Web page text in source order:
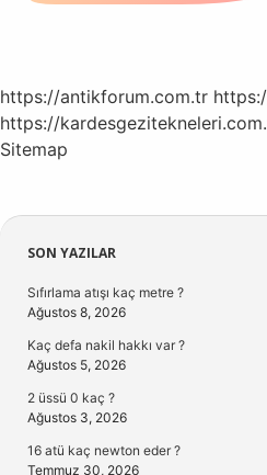
https://antikforum.com.tr
https://
Sitemap
Sidebar
SON YAZILAR
Sıfırlama atışı kaç metre ?
Ağustos 8, 2026
Kaç defa nakil hakkı var ?
Ağustos 5, 2026
2 üssü 0 kaç ?
Ağustos 3, 2026
16 atü kaç newton eder ?
Temmuz 30, 2026